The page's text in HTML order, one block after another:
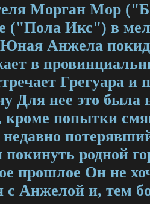
Морган Мор
("Пола Икс") в
Анжела
в
Грегуара и
Для нее это была
кроме попытки
недавно
родной
прошлое Он не
с Анжелой и, тем